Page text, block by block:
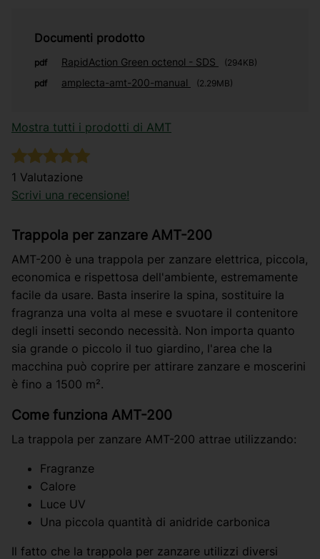
Documenti prodotto
pdf RapidAction Green octenol - SDS
294KB
pdf
amplecta-amt-200-manual 2.29MB
Mostra tutti i prodotti di AMT
1 Valutazione
Scrivi una recensione!
Trappola per zanzare AMT-200
AMT-200 è una trappola per zanzare elettrica, piccola,
economica e rispettosa dell'ambiente, estremamente
facile da usare. Basta inserire la spina, sostituire la
fragranza una volta al mese e svuotare il contenitore
degli insetti secondo necessità. Non importa quanto
sia grande o piccolo il tuo giardino, l'area che la
macchina può coprire per attirare zanzare e moscerini
è fino a 1500 m².
Come funziona AMT-200
La trappola per zanzare AMT-200 attrae utilizzando:
Fragranze
Calore
Luce UV
Una piccola quantità di anidride carbonica
Il fatto che la trappola per zanzare utilizzi diversi